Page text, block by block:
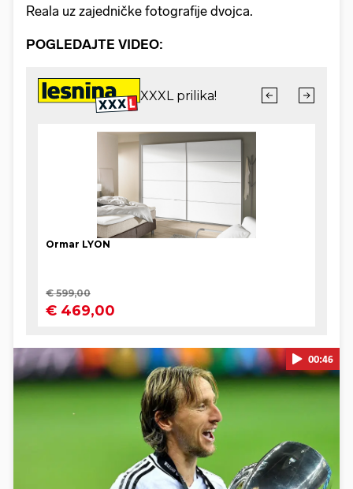
Reala uz zajedničke fotografije dvojca.
POGLEDAJTE VIDEO:
Pokretanje videa...
00:46